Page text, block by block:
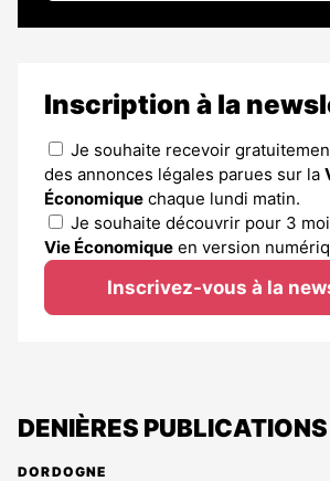
Inscription à la
Je souhaite recevoir
des annonces légales parues sur la
Économique chaque lundi matin.
Je souhaite découvrir pour 3
Vie Économique en version
Inscrivez-vous à la
DENIÈRES PUBLICATIONS
DORDOGNE